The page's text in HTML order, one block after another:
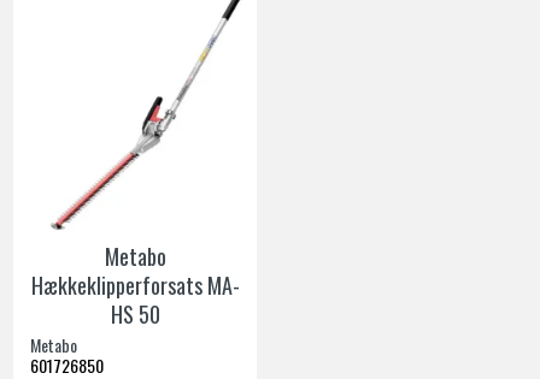
Metabo
Hækkeklipperforsats MA-
HS 50
Metabo
601726850